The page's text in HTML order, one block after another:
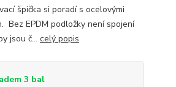
špička si poradí s ocelovými
Bez EPDM podložky není spojení
jsou č... celý popis
3 bal